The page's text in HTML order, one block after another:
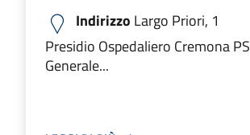
Indirizzo Largo Priori, 1
Presidio Ospedaliero Cremona PS
Generale...